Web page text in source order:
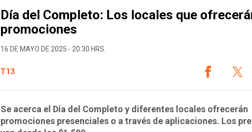
Día del Completo: Los locales que
promociones
16 DE MAYO DE 2025 - 20:30 HRS.
T13
Se acerca el Día del Completo y diferentes locales ofrecerán
promociones presenciales o a través de aplicaciones. Los